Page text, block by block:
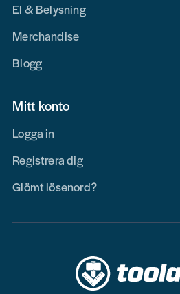
El & Belysning
Merchandise
Blogg
Mitt konto
Logga in
Registrera dig
Glömt lösenord?